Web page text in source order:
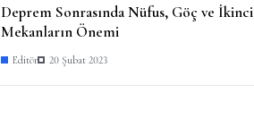
Deprem Sonrasında Nüfus, Göç ve İkinci
Mekanların Önemi
Editör 20 Şubat 2023